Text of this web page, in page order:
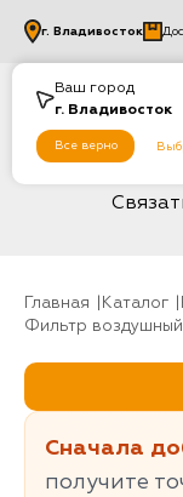
Ваш город
г. Владивосток
Все верно
г. Владивосток
Главная Каталог
Фильтр воздушный
Сначала
получите